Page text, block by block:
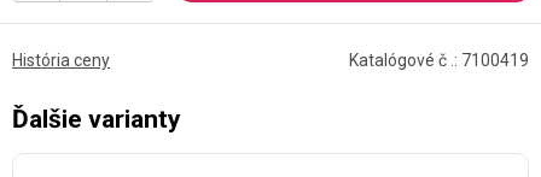
História ceny Katalógové č .: 7100419
Ďalšie varianty